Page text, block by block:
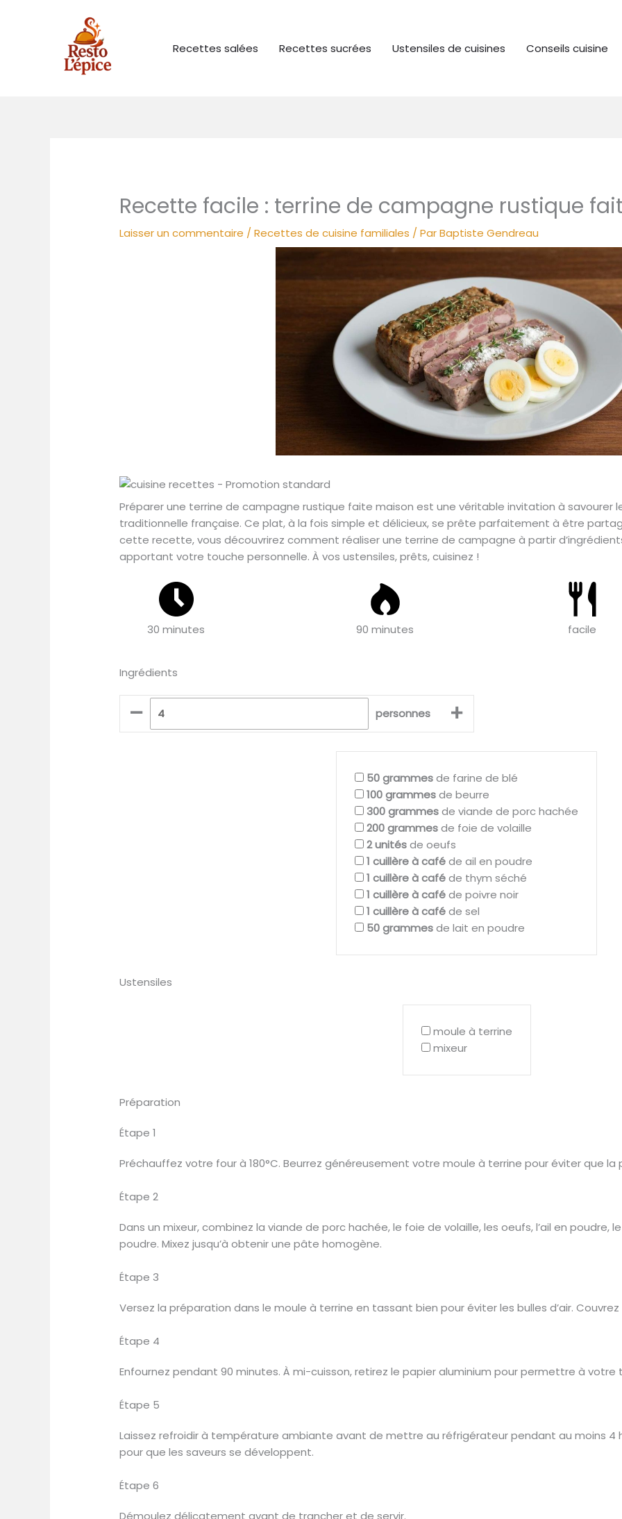
Recettes salées Recettes sucrées Ustensiles de cuisines Conseils cuisine
Recette facile : terrine de campagne rustique
Laisser un commentaire /Recettes de cuisine familiales / ParBaptiste Gendreau
Préparer une terrine de campagne rustique faite maison est une véritable invitation à savourer
traditionnelle française. Ce plat, à la fois simple et délicieux, se prête parfaitement à être
cette recette, vous découvrirez comment réaliser une terrine de campagne à partir
apportant votre touche personnelle. À vos ustensiles, prêts, cuisinez !
30 minutes 90 minutes facile
Ingrédients
– personnes +
50grammesde farine de blé
100grammesde beurre
300grammesde viande de porc hachée
200grammesde foie de volaille
2unitésde oeufs
1 cuillère à caféde ail en poudre
1 cuillère à caféde thym séché
1 cuillère à caféde poivre noir
1 cuillère à caféde sel
50grammesde lait en poudre
Ustensiles
moule à terrine
mixeur
Préparation
Étape 1
Préchauffez votre four à 180°C. Beurrez généreusement votre moule à terrine pour éviter que la
Étape 2
Dans un mixeur, combinez la viande de porc hachée, le foie de volaille, les oeufs, l’ail en poudre,
poudre. Mixez jusqu’à obtenir une pâte homogène.
Étape 3
Versez la préparation dans le moule à terrine en tassant bien pour éviter les bulles d’air.
Étape 4
Enfournez pendant 90 minutes. À mi-cuisson, retirez le papier aluminium pour permettre à votre
Étape 5
Laissez refroidir à température ambiante avant de mettre au réfrigérateur pendant au moins 4
pour que les saveurs se développent.
Étape 6
Démoulez délicatement avant de trancher et de servir.